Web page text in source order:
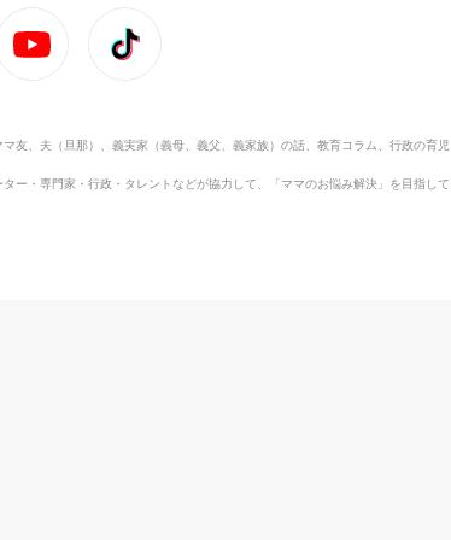
友、夫（旦那）、義実家（義母、義父、義家族）の話、教育コラム、行政の育児
ー・専門家・行政・タレントなどが協力して、「ママのお悩み解決」を目指して